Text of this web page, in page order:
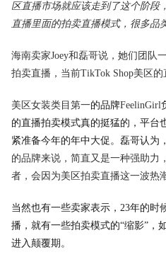
区直播市场就应该走到了这个阶段
直播里面的拍卖直播模式，很多品
海南卖家Joey和磊哥说，她们团队
拍卖直播，当前TikTok Shop美区的
美区女装类目第一的品牌FeelinGirl
的直播拍卖模式真的挺猛的，平台
紧准备今年的年中大促。磊哥认为
的品牌来说，简直又是一种强助力
者，会因为美区拍卖直播这一波热
当然也有一些卖家表示，23年的时
播，就有一些拍卖模式的“缩影”，
进入颠覆期。